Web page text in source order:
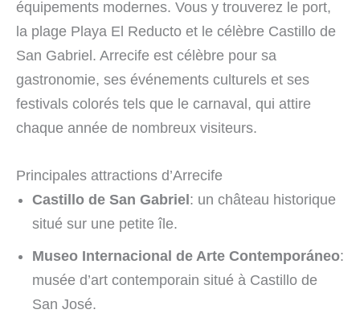
équipements modernes. Vous y trouverez le port,
la plage Playa El Reducto et le célèbre Castillo de
San Gabriel. Arrecife est célèbre pour sa
gastronomie, ses événements culturels et ses
festivals colorés tels que le carnaval, qui attire
chaque année de nombreux visiteurs.
Principales attractions d’Arrecife
Castillo de San Gabriel: un château historique
situé sur une petite île.
Museo Internacional de Arte Contemporáneo:
musée d’art contemporain situé à Castillo de
San José.